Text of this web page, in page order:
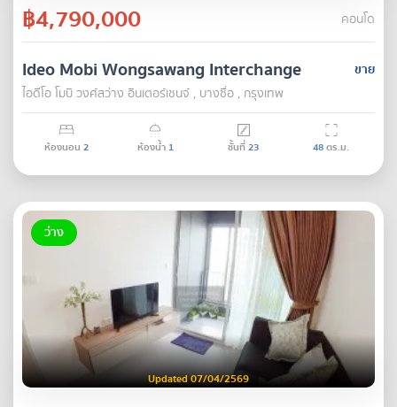
฿4,790,000 คอนโด
ขาย
Ideo Mobi Wongsawang Interchange
ไอดีโอ โมบิ วงศ์สว่าง อินเตอร์เชนจ์ , บางซื่อ , กรุงเทพ
ห้องนอน 2 ห้องน้ำ 1 ชั้นที่23 48ตร.ม.
ว่าง
Updated 07/04/2569